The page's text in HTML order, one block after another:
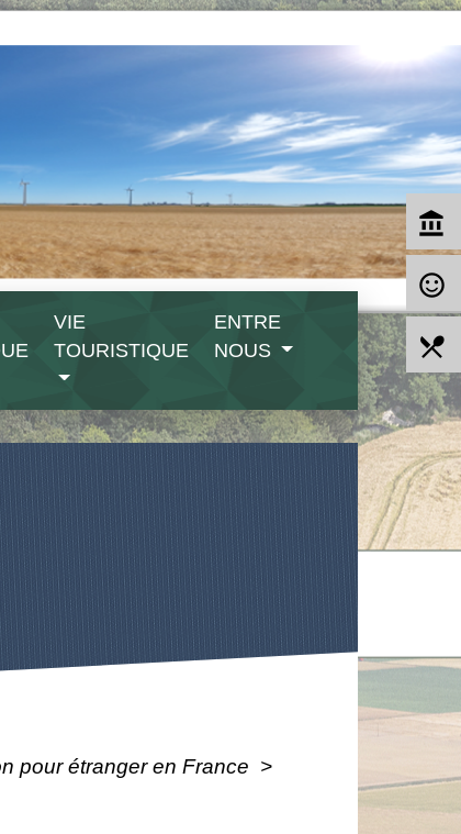
VIE
TOURISTIQUE
ENTRE
NOUS
pour étranger en France >
account_balance
sentiment_satisfied_alt
local_dining